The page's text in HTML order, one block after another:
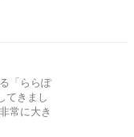
「ららぽ
てきまし
常に大き